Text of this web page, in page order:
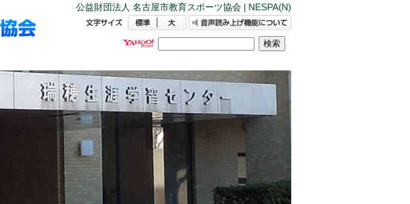
公益財団法人 名古屋市教育スポーツ協会 | NESPA(N)